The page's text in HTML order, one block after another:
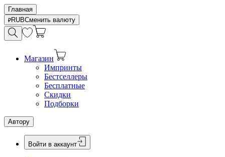
Главная
RUBСменить валюту
Магазин
Импринты
Бестселлеры
Бесплатные
Скидки
Подборки
Автору
Войти в аккаунт